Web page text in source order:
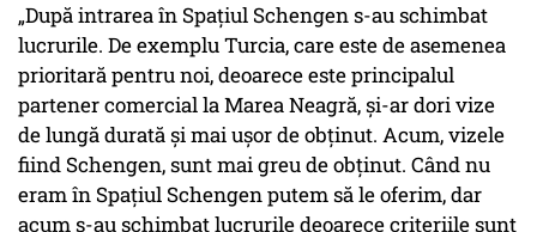
„După intrarea în Spațiul Schengen s-au schimbat
lucrurile. De exemplu Turcia, care este de asemenea
prioritară pentru noi, deoarece este principalul
partener comercial la Marea Neagră, și-ar dori vize
de lungă durată și mai ușor de obținut. Acum, vizele
fiind Schengen, sunt mai greu de obținut. Când nu
eram în Spațiul Schengen putem să le oferim, dar
acum s-au schimbat lucrurile deoarece criteriile sunt